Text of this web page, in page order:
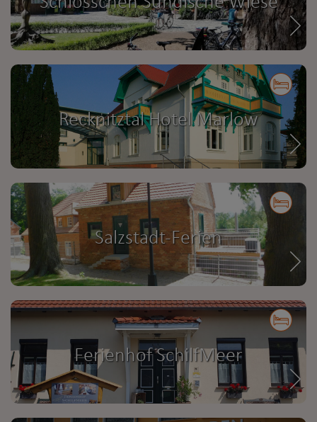
Recknitztal Hotel Marlow
Salzstadt-Ferien
Ferienhof SchilfMeer